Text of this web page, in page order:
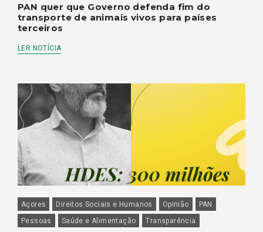
PAN quer que Governo defenda fim do
transporte de animais vivos para países
terceiros
LER NOTÍCIA
Açores Direitos Sociais e Humanos Opinião
PAN
Pessoas
Saúde e Alimentação Transparência